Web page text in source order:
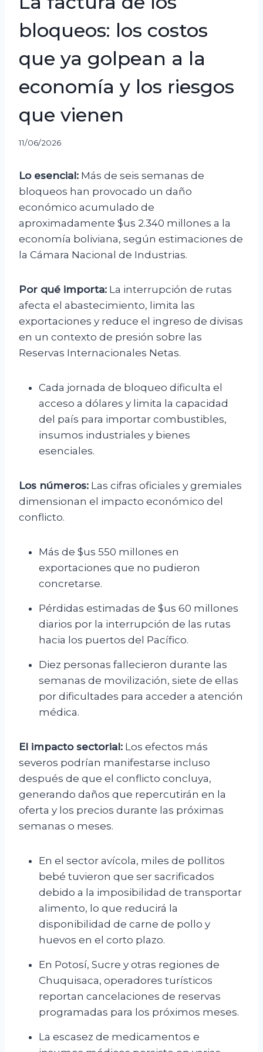
bloqueos: los costos
que ya golpean a la
economía y los riesgos
que vienen
11/06/2026
Lo esencial: Más de seis semanas de
bloqueos han provocado un daño
económico acumulado de
aproximadamente $us 2.340 millones a la
economía boliviana, según estimaciones de
la Cámara Nacional de Industrias.
Por qué importa: La interrupción de rutas
afecta el abastecimiento, limita las
exportaciones y reduce el ingreso de divisas
en un contexto de presión sobre las
Reservas Internacionales Netas.
Cada jornada de bloqueo dificulta el
acceso a dólares y limita la capacidad
del país para importar combustibles,
insumos industriales y bienes
esenciales.
Los números: Las cifras oficiales y gremiales
dimensionan el impacto económico del
conflicto.
Más de $us 550 millones en
exportaciones que no pudieron
concretarse.
Pérdidas estimadas de $us 60 millones
diarios por la interrupción de las rutas
hacia los puertos del Pacífico.
Diez personas fallecieron durante las
semanas de movilización, siete de ellas
por dificultades para acceder a atención
médica.
El impacto sectorial: Los efectos más
severos podrían manifestarse incluso
después de que el conflicto concluya,
generando daños que repercutirán en la
oferta y los precios durante las próximas
semanas o meses.
En el sector avícola, miles de pollitos
bebé tuvieron que ser sacrificados
debido a la imposibilidad de transportar
alimento, lo que reducirá la
disponibilidad de carne de pollo y
huevos en el corto plazo.
En Potosí, Sucre y otras regiones de
Chuquisaca, operadores turísticos
reportan cancelaciones de reservas
programadas para los próximos meses.
La escasez de medicamentos e